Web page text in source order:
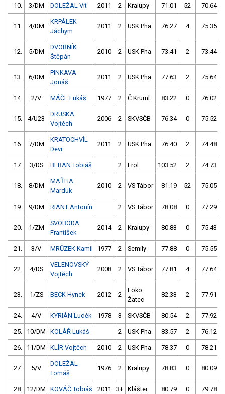
10. 3/DM DOLEŽAL Vít 2011 2 Kralupy 71.01 52 70.64
11. 4/DM
KRPÁLEK
Jáchym
2011 2 USK Pha 76.27 4 75.35
12. 5/DM
DVORNÍK
Štěpán
2010 2 USK Pha 73.41 2 73.44
13. 6/DM
PINKAVA
Jonáš
2011 2 USK Pha 77.63 2 75.64
14. 2/V MÁČE Lukáš 1977 2 Č.Kruml. 83.22 0 76.02
15. 4/U23
DRUSKA
Vojtěch
2006 2 SKVSČB 76.34 0 75.52
16. 7/DM
KRATOCHVÍL
Devi
2011 2 USK Pha 76.40 2 74.48
17. 3/DS BERAN Tobiáš 2 Frol 103.52 2 74.73
18. 8/DM
MAŤHA
Marduk
2010 2 VS Tábor 81.19 52 75.05
19. 9/DM RIANT Antonín 2 VS Tábor 78.08 0 77.29
20. 1/ZM
SVOBODA
František
2014 2 Kralupy 80.83 0 75.43
21. 3/V MRŮZEK Kamil 1977 2 Semily 77.88 0 75.55
22. 4/DS
VELENOVSKÝ
Vojtěch
2008 2 VS Tábor 77.81 4 77.64
23. 1/ZS BECK Hynek 2012 2
Loko
Žatec
82.33 2 77.91
24. 4/V KYRIÁN Luděk 1978 3 SKVSČB 80.54 2 77.92
25. 10/DM KOLÁŘ Lukáš 2 USK Pha 83.57 2 76.12
26. 11/DM KLÍR Vojtěch 2010 2 USK Pha 78.37 0 78.21
27. 5/V
DOLEŽAL
Tomáš
1976 2 Kralupy 78.83 0 80.09
28. 12/DM KOVÁČ Tobiáš 2011 3+ Klášter. 80.79 0 79.78